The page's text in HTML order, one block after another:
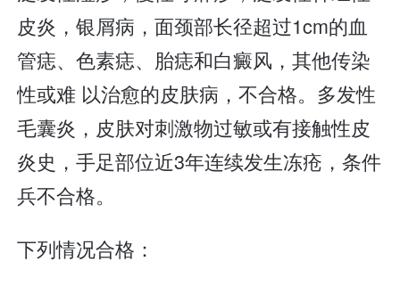
皮炎，银屑病，面颈部长径超过1cm的血
管痣、色素痣、胎痣和白癜风，其他传染
性或难 以治愈的皮肤病，不合格。多发性
毛囊炎，皮肤对刺激物过敏或有接触性皮
炎史，手足部位近3年连续发生冻疮，条件
兵不合格。
下列情况合格：